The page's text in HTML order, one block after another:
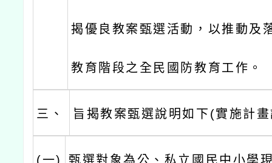
揭優良教案甄選活動，以推動及
教育階段之全民國防教育工作。
三、 旨揭教案甄選說明如下(實施計
(一) 甄選對象為公、私立國民中小學